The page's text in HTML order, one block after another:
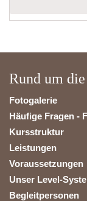
Rund um
Fotogalerie
Häufige Fragen -
Kursstruktur
Leistungen
Voraussetzungen
Unser Level-
Begleitpersonen